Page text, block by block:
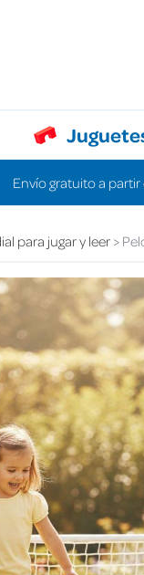
Envío gratuito a
para jugar y leer